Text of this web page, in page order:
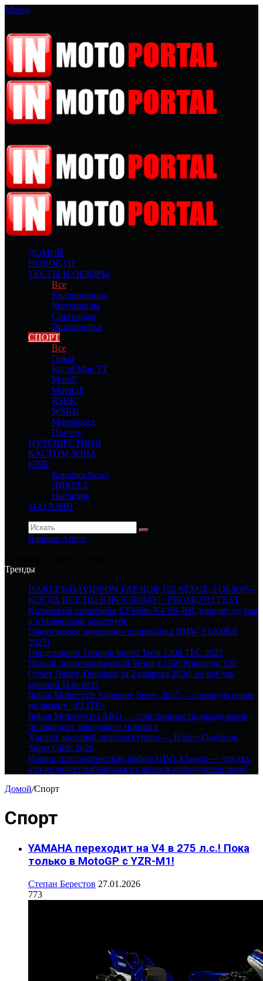
Меню
ДОМОЙ
НОВОСТИ
ТЕСТЫ И ОБЗОРЫ
Все
Квадроциклы
Мотоциклы
Снегоходы
Экипировка
СПОРТ
Все
Dakar
Isle of Man TT
MotoE
MotoGP
RSBK
WSBK
Мотокросс
Прочее
ПУТЕШЕСТВИЯ
КАСТОМ ЗОНА
ЕЩЕ
Коробка News
ЛИКБЕЗ
Наследие
МАГАЗИН
Random Article
Тренды
HARLEY-DAVIDSON FAT BOB 122 STAGE 3 ОБЗОР—
КОГДА ВСЕ ПО ВЗРОСЛОМУ! | PROMOTO TEST
Китайский спортбайк CFMoto V4 SR-RR доводят до ума
в итальянской аэротрубе
Грядет новое поколение спортбайка BMW S1000RR
2027!
Представлен Triumph Speed Twin 1200 TFC 2027
Новый лимитированный Vespa x Gigi Primavera 125
Отчёт Harley-Davidson за 2 квартал 2026: не всё так
мрачно! Или нет?
Indian Motorcycle Signature Series 2027 — премиум серия
на замену «ELITE»
Indian Motorcycles ARO — собственное подразделение
по выпуску заводского тюнинга
Харлей, который хочется купить — Harley-Davidson
Super Glide 2026
Новые телескопические кофры GIVI XSpace — для тех,
кто не может избавиться от жены в мотопутешествии!
Домой/Спорт
Спорт
YAMAHA переходит на V4 в 275 л.с.! Пока
только в MotoGP c YZR-M1!
Степан Берестов 27.01.2026
773